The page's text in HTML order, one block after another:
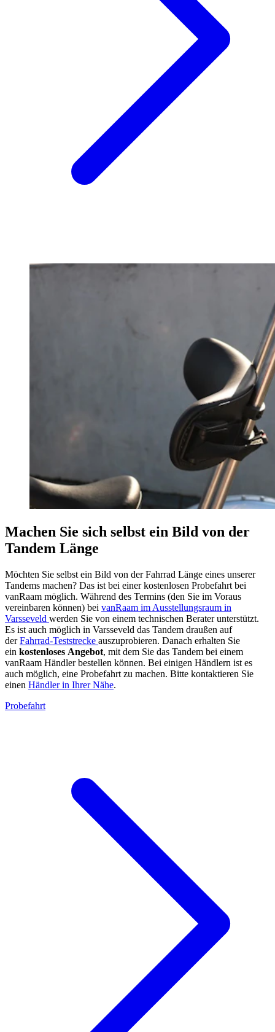
Machen Sie sich selbst ein Bild von der
Tandem Länge
Möchten Sie selbst ein Bild von der Fahrrad Länge eines unserer
Tandems machen? Das ist bei einer kostenlosen Probefahrt bei
vanRaam möglich. Während des Termins (den Sie im Voraus
vereinbaren können) bei vanRaam im Ausstellungsraum in
Varsseveld werden Sie von einem technischen Berater unterstützt.
Es ist auch möglich in Varsseveld das Tandem draußen auf
derFahrrad-Teststrecke auszuprobieren. Danach erhalten Sie
ein kostenloses Angebot, mit dem Sie das Tandem bei einem
vanRaam Händler bestellen können. Bei einigen Händlern ist es
auch möglich, eine Probefahrt zu machen. Bitte kontaktieren Sie
einen Händler in Ihrer Nähe.
Probefahrt